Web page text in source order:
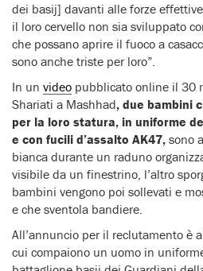
dei basij] davanti alle forze
il loro cervello non sia sviluppato
che possano aprire il fuoco a
sono anche triste per loro”.
In un video pubblicato online il 30
Shariati a Mashhad, due bambini
per la loro statura, in uniforme
e con fucili d’assalto AK47, sono
bianca durante un raduno
visibile da un finestrino, l’altro
bambini vengono poi sollevati e
e che sventola bandiere.
All’annuncio per il reclutamento è
cui compaiono un uomo in